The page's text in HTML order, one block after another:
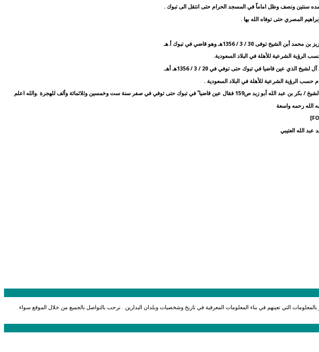
المصري حتى توفاه الله بها .
30 / 3 / 1356هـ وهو قاضي في تبوك أ.هـ
عين قاضيا في تبوك حتى توفي في 20 / 3 / 1356هـ أهـ.
الله رحمه واسعة
الله العتيبي
التي تعينهم في بناء المعلومات المعرفية في تاريخ وشخصيات وبلدان البدارين . نرحب بالتواصل بالجميع من خلال الموقع سواء